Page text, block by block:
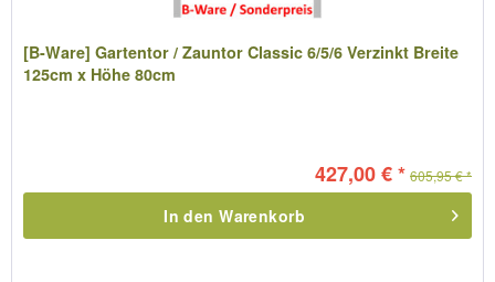
[B-Ware] Gartentor / Zauntor Classic 6/5/6 Verzinkt Breite
125cm x Höhe 80cm
427,00 € * 605,95 € *
In den Warenkorb